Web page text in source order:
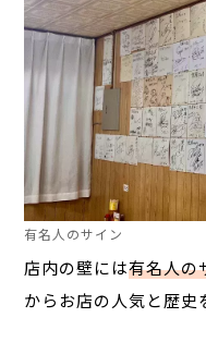
有名人のサイン
店内の壁には有名人の
からお店の人気と歴史